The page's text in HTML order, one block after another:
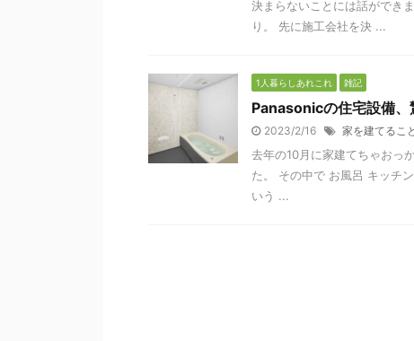
決まらないことには話ができ
り。 先に施工会社を決 ...
1人暮らしあれこれ 雑記
Panasonicの住宅設備、
2023/2/16 家を建てるこ
去年の10月に家建てちゃおっ
た。 その中で お風呂 キッチ
いう ...